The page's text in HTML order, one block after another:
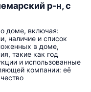
р-н, с
доме, включая:
наличие и список
в доме,
такие как год
и использованные
компании: её